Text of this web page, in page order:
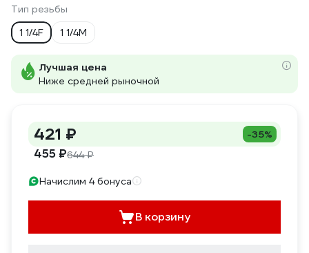
Тип резьбы
1 1/4F
1 1/4M
Лучшая цена
Ниже средней рыночной
421 ₽ -35%
455 ₽644 ₽
Начислим 4 бонуса
В корзину